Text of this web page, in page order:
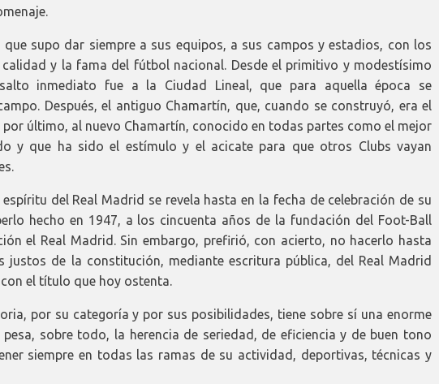
supo dar siempre a sus equipos, a sus campos y estadios, con los
y la fama del fútbol nacional. Desde el primitivo y modestísimo
inmediato fue a la Ciudad Lineal, que para aquella época se
Después, el antiguo Chamartín, que, cuando se construyó, era el
por último, al nuevo Chamartín, conocido en todas partes como el mejor
y que ha sido el estímulo y el acicate para que otros Clubs vayan
del Real Madrid se revela hasta en la fecha de celebración de su
hecho en 1947, a los cincuenta años de la fundación del Foot-Ball
el Real Madrid. Sin embargo, prefirió, con acierto, no hacerlo hasta
justos de la constitución, mediante escritura pública, del Real Madrid
el título que hoy ostenta.
por su categoría y por sus posibilidades, tiene sobre sí una enorme
sobre todo, la herencia de seriedad, de eficiencia y de buen tono
siempre en todas las ramas de su actividad, deportivas, técnicas y